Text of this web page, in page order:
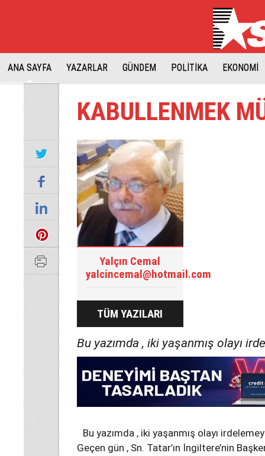
ANA SAYFA YAZARLAR GÜNDEM POLİTİKA EKONOMİ
KABULLENMEK
Yalçın Cemal
yalcincemal@hotmail.com
TÜM YAZILARI
Bu yazımda , iki yaşanmış olayı
Bu yazımda , iki yaşanmış olayı
Geçen gün , Sn. Tatar’ın İngiltere’nin